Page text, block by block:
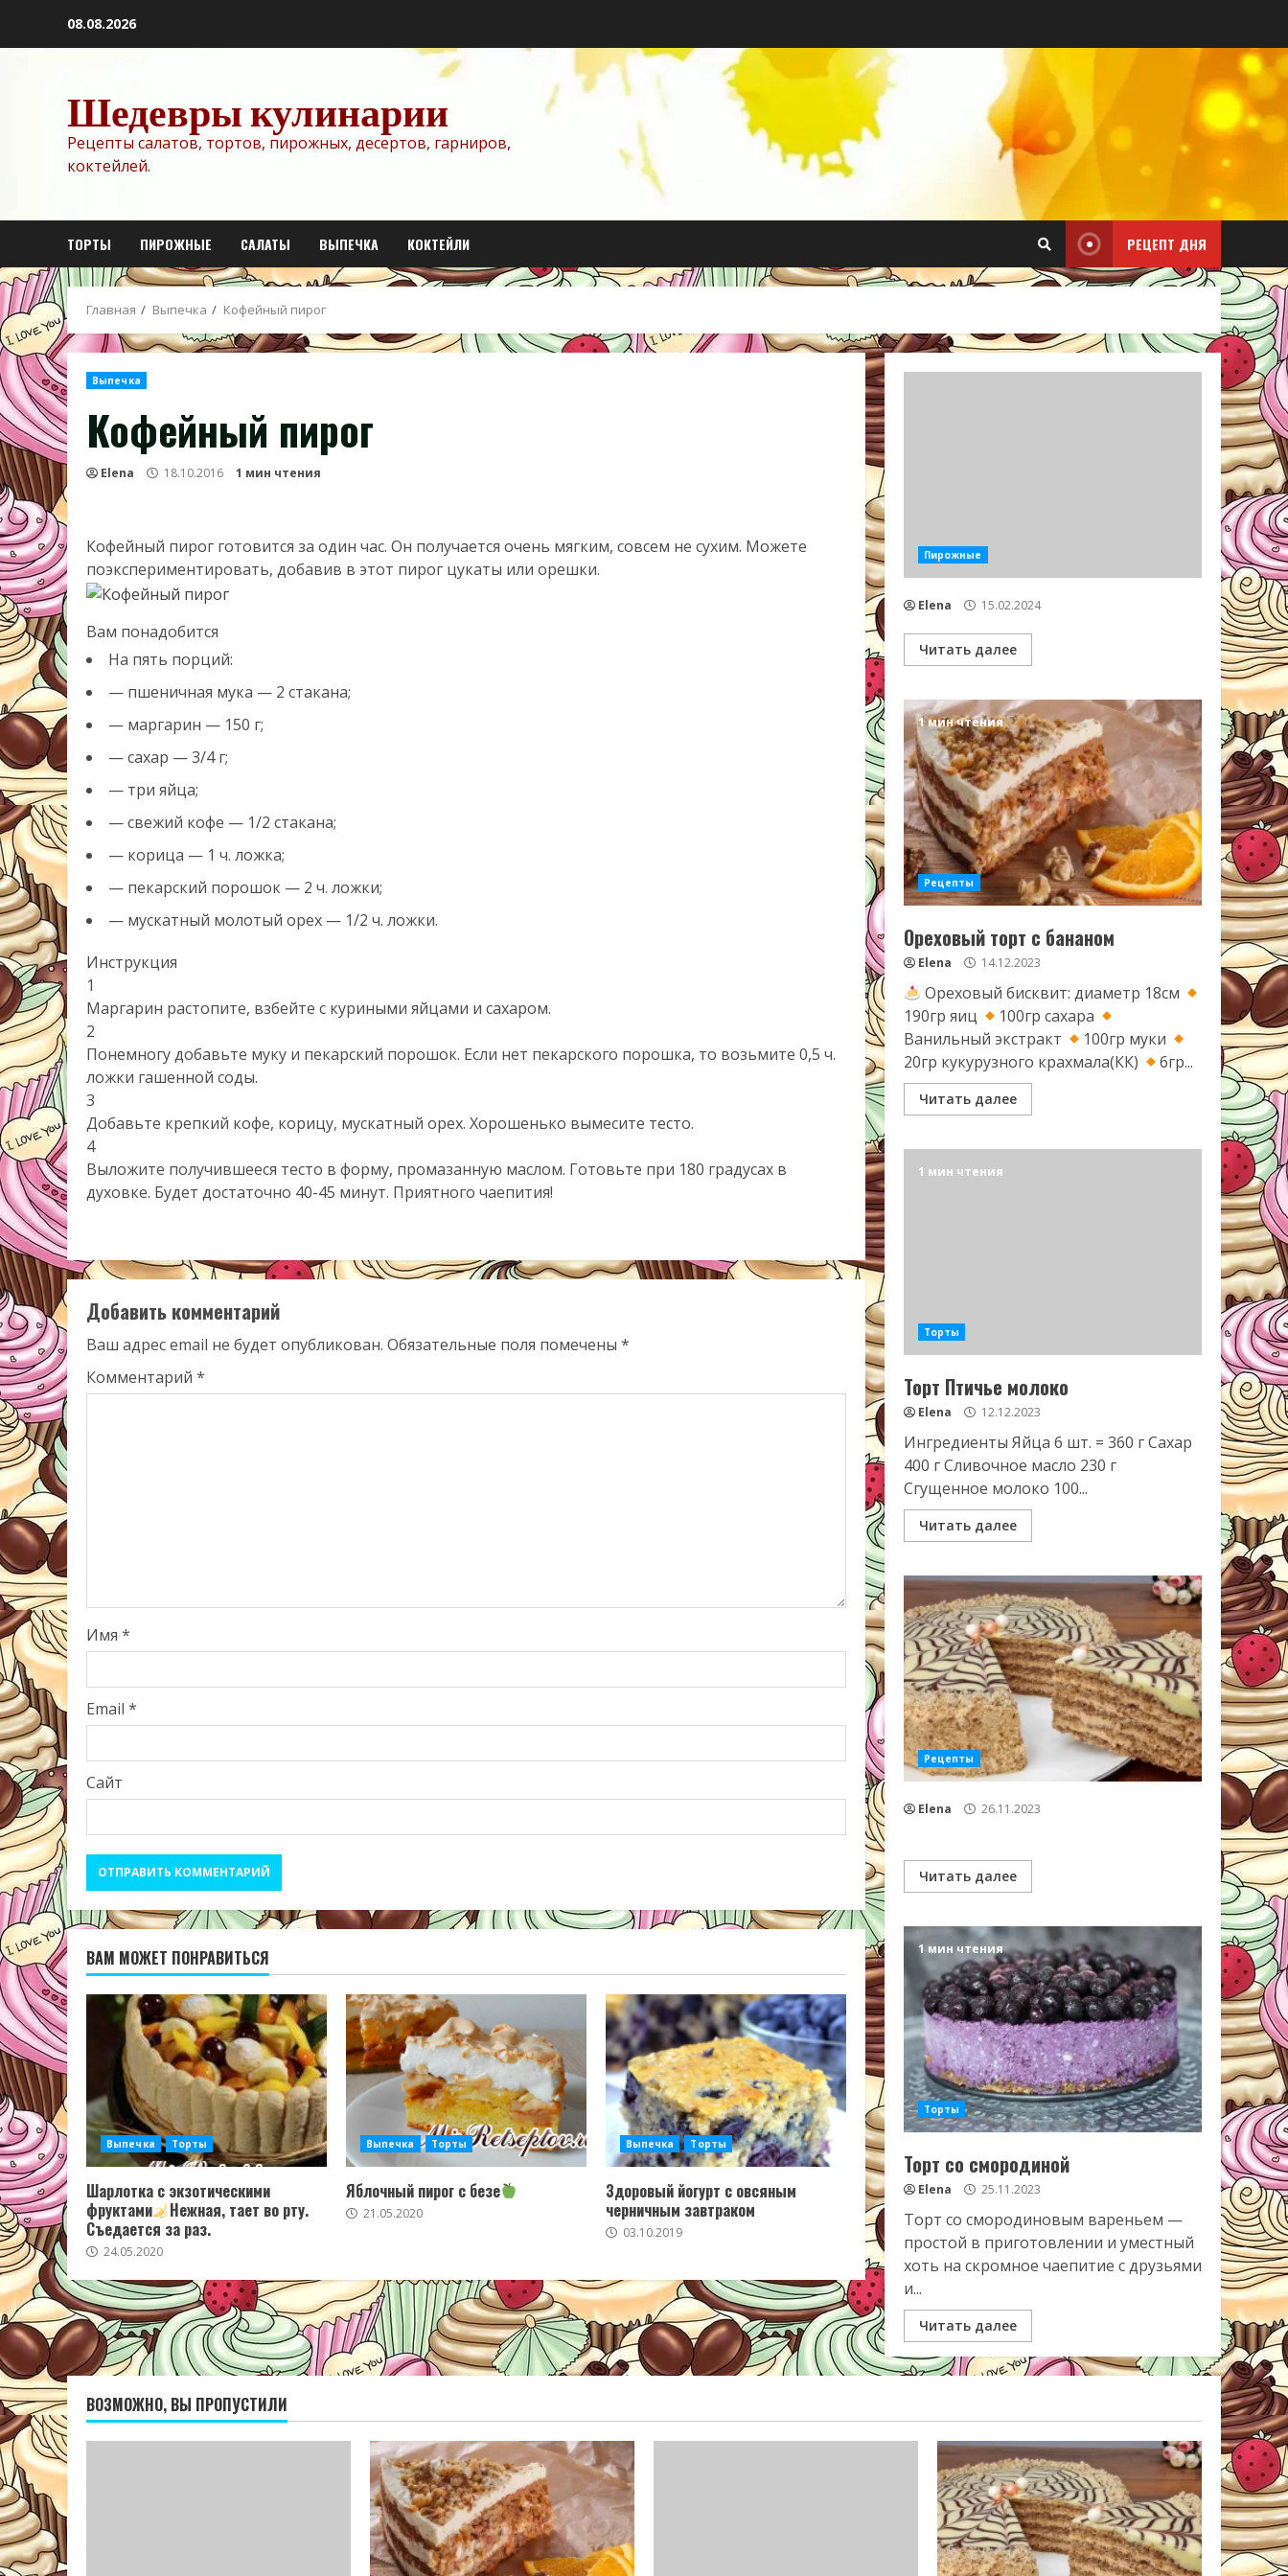
08.08.2026
Шедевры кулинарии
Рецепты салатов, тортов, пирожных, десертов, гарниров,
коктейлей.
ТОРТЫ ПИРОЖНЫЕ САЛАТЫ ВЫПЕЧКА КОКТЕЙЛИ РЕЦЕПТ ДНЯ
Главная Выпечка Кофейный пирог
Выпечка
Кофейный пирог
Elena 18.10.2016 1 мин чтения
Кофейный пирог готовится за один час. Он получается очень мягким, совсем не сухим. Можете
поэкспериментировать, добавив в этот пирог цукаты или орешки.
Вам понадобится
На пять порций:
— пшеничная мука — 2 стакана;
— маргарин — 150 г;
— сахар — 3/4 г;
— три яйца;
— свежий кофе — 1/2 стакана;
— корица — 1 ч. ложка;
— пекарский порошок — 2 ч. ложки;
— мускатный молотый орех — 1/2 ч. ложки.
Инструкция
1
Маргарин растопите, взбейте с куриными яйцами и сахаром.
2
Понемногу добавьте муку и пекарский порошок. Если нет пекарского порошка, то возьмите 0,5 ч.
ложки гашенной соды.
3
Добавьте крепкий кофе, корицу, мускатный орех. Хорошенько вымесите тесто.
4
Выложите получившееся тесто в форму, промазанную маслом. Готовьте при 180 градусах в
духовке. Будет достаточно 40-45 минут. Приятного чаепития!
Добавить комментарий
Ваш адрес email не будет опубликован. Обязательные поля помечены *
Комментарий *
Имя *
Email *
Сайт
ВАМ МОЖЕТ ПОНРАВИТЬСЯ
Выпечка Торты
Шарлотка с экзотическими
фруктами
Нежная, тает во рту.
Съедается за раз.
24.05.2020
Выпечка Торты
Яблочный пирог с безе
21.05.2020
Выпечка Торты
Здоровый йогурт с овсяным
черничным завтраком
03.10.2019
Пирожные
Elena 15.02.2024
Читать далее
1 мин чтения
Рецепты
Ореховый торт с бананом
Elena 14.12.2023
Ореховый бисквит: диаметр 18см
190гр яиц
100гр сахара
Ванильный экстракт
100гр муки
20гр кукурузного крахмала(КК)
6гр...
Читать далее
1 мин чтения
Торты
Торт Птичье молоко
Elena 12.12.2023
Ингредиенты Яйца 6 шт. = 360 г Сахар
400 г Сливочное масло 230 г
Сгущенное молоко 100...
Читать далее
Рецепты
Elena 26.11.2023
Читать далее
1 мин чтения
Торты
Торт со смородиной
Elena 25.11.2023
Торт со смородиновым вареньем —
простой в приготовлении и уместный
хоть на скромное чаепитие с друзьями
и...
Читать далее
ВОЗМОЖНО, ВЫ ПРОПУСТИЛИ